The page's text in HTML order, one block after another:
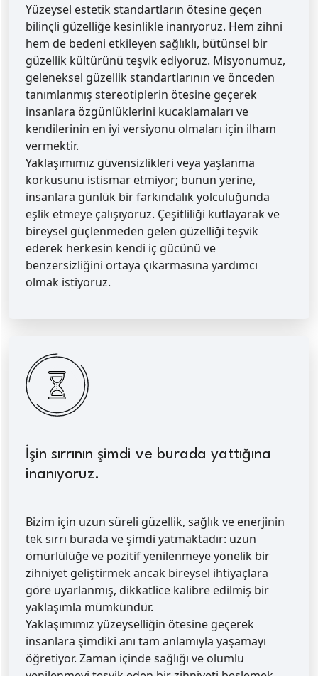
Yüzeysel estetik standartların ötesine geçen
bilinçli güzelliğe kesinlikle inanıyoruz. Hem zihni
hem de bedeni etkileyen sağlıklı, bütünsel bir
güzellik kültürünü teşvik ediyoruz. Misyonumuz,
geleneksel güzellik standartlarının ve önceden
tanımlanmış stereotiplerin ötesine geçerek
insanlara özgünlüklerini kucaklamaları ve
kendilerinin en iyi versiyonu olmaları için ilham
vermektir.
Yaklaşımımız güvensizlikleri veya yaşlanma
korkusunu istismar etmiyor; bunun yerine,
insanlara günlük bir farkındalık yolculuğunda
eşlik etmeye çalışıyoruz. Çeşitliliği kutlayarak ve
bireysel güçlenmeden gelen güzelliği teşvik
ederek herkesin kendi iç gücünü ve
benzersizliğini ortaya çıkarmasına yardımcı
olmak istiyoruz.
İşin sırrının şimdi ve burada yattığına
inanıyoruz.
Bizim için uzun süreli güzellik, sağlık ve enerjinin
tek sırrı burada ve şimdi yatmaktadır: uzun
ömürlülüğe ve pozitif yenilenmeye yönelik bir
zihniyet geliştirmek ancak bireysel ihtiyaçlara
göre uyarlanmış, dikkatlice kalibre edilmiş bir
yaklaşımla mümkündür.
Yaklaşımımız yüzeyselliğin ötesine geçerek
insanlara şimdiki anı tam anlamıyla yaşamayı
öğretiyor. Zaman içinde sağlığı ve olumlu